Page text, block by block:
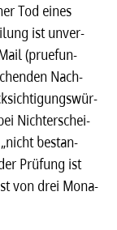
Tod eines
ist unver­
(prue­fun­
Nach­
Nicht­er­schei­
bestan­
Prüfung ist
von drei Mona­